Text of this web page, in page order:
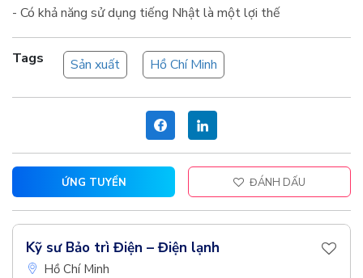
- Có khả năng sử dụng tiếng Nhật là một lợi thế
Tags Sản xuất Hồ Chí Minh
ỨNG TUYỂN ĐÁNH DẤU
Kỹ sư Bảo trì Điện – Điện lạnh
Hồ Chí Minh